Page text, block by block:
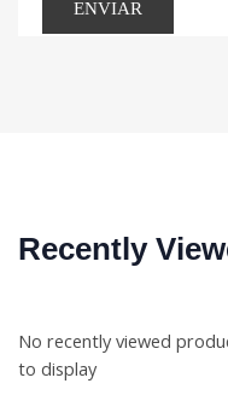
Recently
No recently viewed
to display